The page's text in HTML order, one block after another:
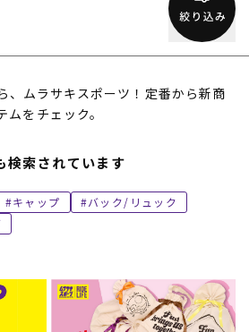
、ムラサキスポーツ！定番から新商
をチェック。
検索されています
キャップ
バック/リュック